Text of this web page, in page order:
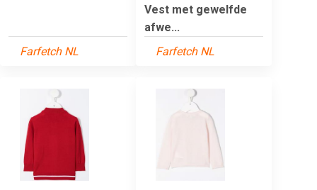
Farfetch NL
Vest met gewelfde
afwe...
Farfetch NL